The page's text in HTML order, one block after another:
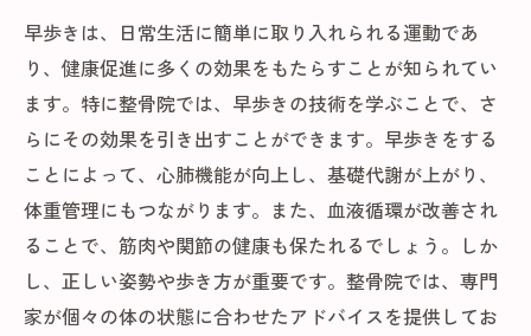
取り入れやすい早歩き：日常生活での実践方法
健康なライフスタイルを築こう！早歩きの重要
性を再確認
早歩きは、日常生活に簡単に取り入れられる運動であ
り、健康促進に多くの効果をもたらすことが知られてい
ます。特に整骨院では、早歩きの技術を学ぶことで、さ
らにその効果を引き出すことができます。早歩きをする
ことによって、心肺機能が向上し、基礎代謝が上がり、
体重管理にもつながります。また、血液循環が改善され
ることで、筋肉や関節の健康も保たれるでしょう。しか
し、正しい姿勢や歩き方が重要です。整骨院では、専門
家が個々の体の状態に合わせたアドバイスを提供してお